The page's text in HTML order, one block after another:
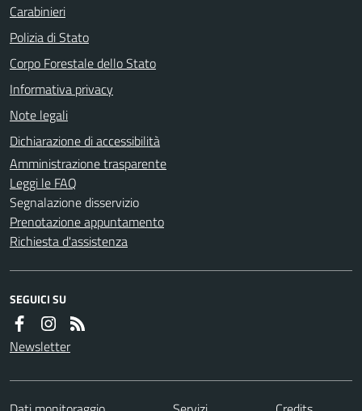
Carabinieri
Polizia di Stato
Corpo Forestale dello Stato
Informativa privacy
Note legali
Dichiarazione di accessibilità
Amministrazione trasparente
Leggi le FAQ
Segnalazione disservizio
Prenotazione appuntamento
Richiesta d'assistenza
SEGUICI SU
Newsletter